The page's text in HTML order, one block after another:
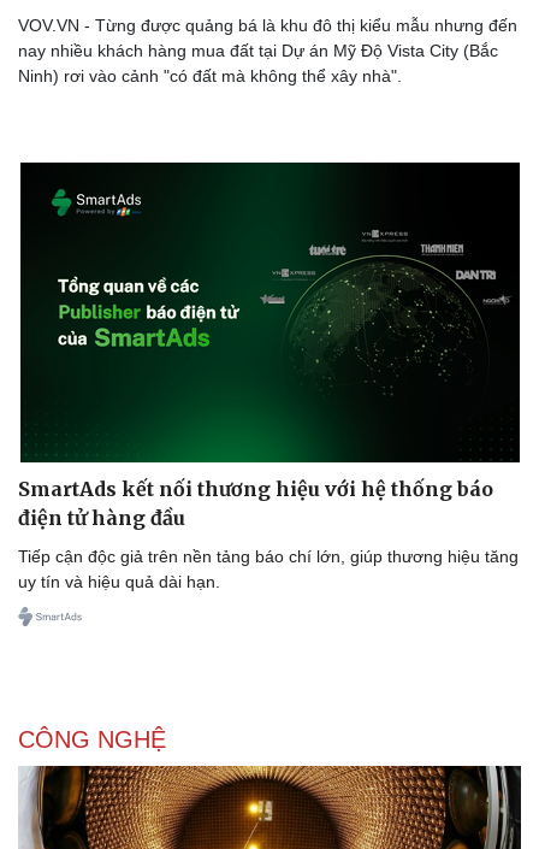
Doanh nghiệp 24h
Doanh nhân
Vì cộng đồng
Tin Công nghệ
Trải nghiệm
Chuyển đổi số
VOV.VN - Từng được quảng bá là khu đô thị kiểu mẫu nhưng đến
nay nhiều khách hàng mua đất tại Dự án Mỹ Độ Vista City (Bắc
Ninh) rơi vào cảnh "có đất mà không thể xây nhà".
SmartAds kết nối thương hiệu với hệ thống báo
điện tử hàng đầu
Tiếp cận độc giả trên nền tảng báo chí lớn, giúp thương hiệu tăng
uy tín và hiệu quả dài hạn.
CÔNG NGHỆ